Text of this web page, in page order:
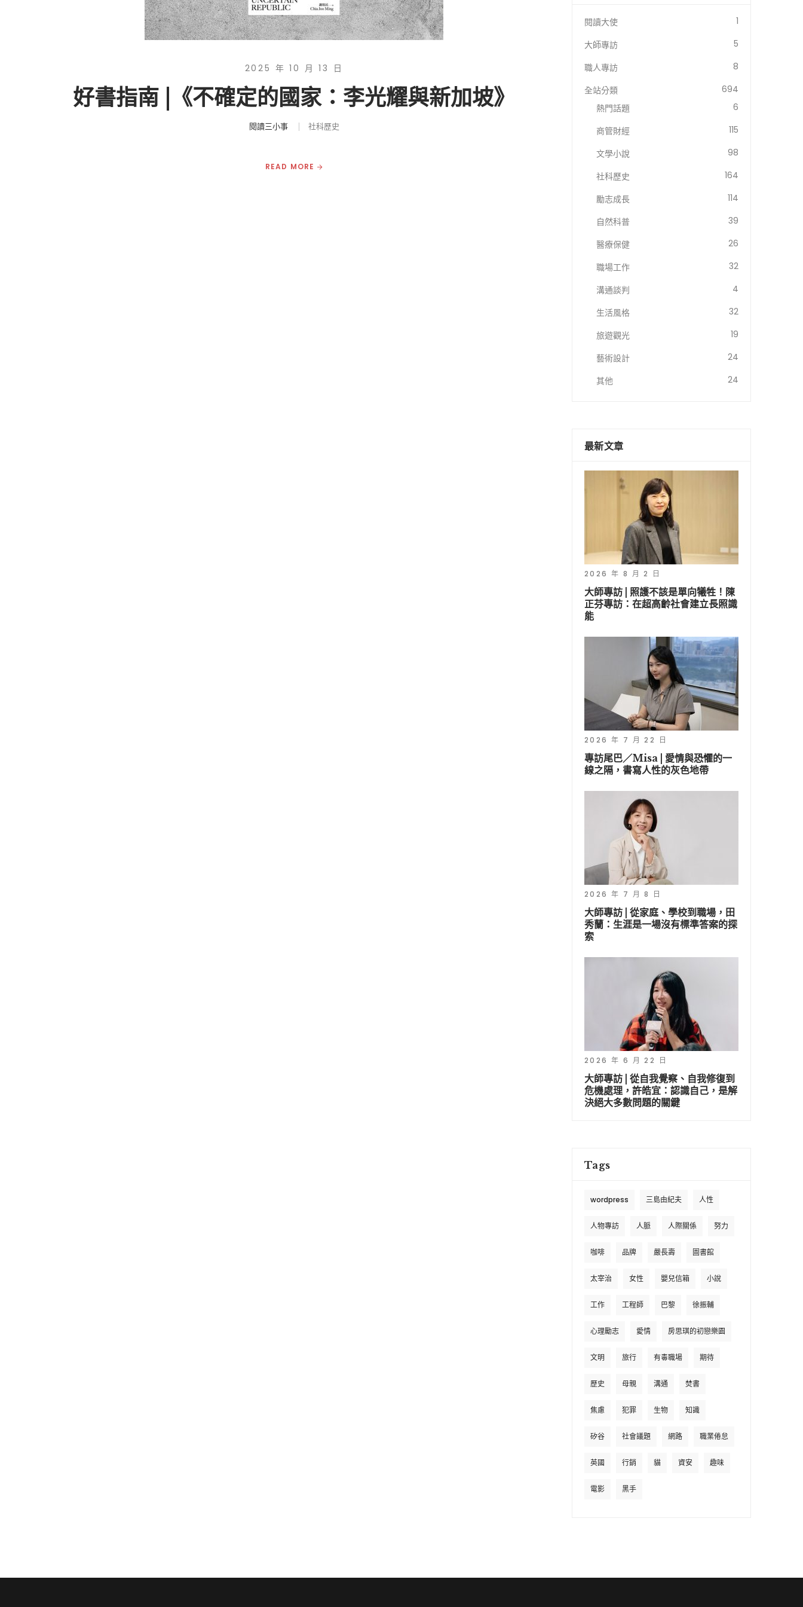
2025 年 10 月 13 日
好書指南 |《不確定的國家：李光耀與新加坡》
閱讀三小事 社科歷史
READ MORE
閱讀大使
1
大師專訪
5
職人專訪
8
全站分類
694
熱門話題
6
商管財經
115
文學小說
98
社科歷史
164
勵志成長
114
自然科普
39
醫療保健
26
職場工作
32
溝通談判
4
生活風格
32
旅遊觀光
19
藝術設計
24
其他
24
最新文章
2026 年 8 月 2 日
大師專訪 | 照護不該是單向犧牲！陳
正芬專訪：在超高齡社會建立長照識
能
2026 年 7 月 22 日
專訪尾巴／Misa | 愛情與恐懼的一
線之隔，書寫人性的灰色地帶
2026 年 7 月 8 日
大師專訪 | 從家庭、學校到職場，田
秀蘭：生涯是一場沒有標準答案的探
索
2026 年 6 月 22 日
大師專訪 | 從自我覺察、自我修復到
危機處理，許皓宜：認識自己，是解
決絕大多數問題的關鍵
Tags
wordpress 三島由紀夫 人性
人物專訪 人脈 人際關係 努力
咖啡 品牌 嚴長壽 圖書館
太宰治 女性 嬰兒信箱 小說
工作 工程師 巴黎 徐振輔
心理勵志 愛情 房思琪的初戀樂園
文明 旅行 有毒職場 期待
歷史 母親 溝通 焚書
焦慮 犯罪 生物 知識
矽谷 社會議題 網路 職業倦怠
英國 行銷 貓 資安 趣味
電影 黑手